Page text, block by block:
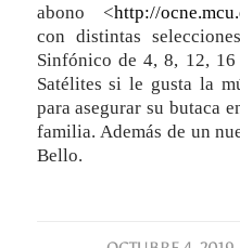
abono <http://
con distintas
Sinfónico de 4, 8, 12,
Satélites si le gusta la
para asegurar su butaca
familia. Además de un
Bello.